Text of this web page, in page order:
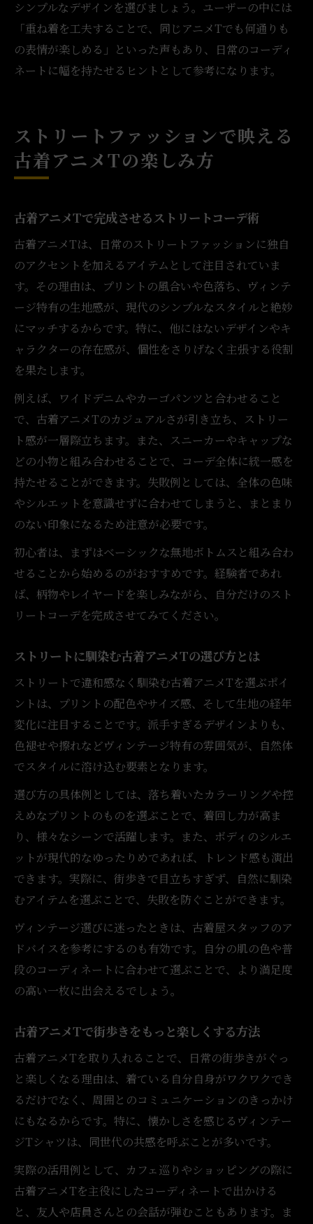
シンプルなデザインを選びましょう。ユーザーの中には
「重ね着を工夫することで、同じアニメTでも何通りも
の表情が楽しめる」といった声もあり、日常のコーディ
ネートに幅を持たせるヒントとして参考になります。
ストリートファッションで映える
古着アニメTの楽しみ方
古着アニメTで完成させるストリートコーデ術
古着アニメTは、日常のストリートファッションに独自
のアクセントを加えるアイテムとして注目されていま
す。その理由は、プリントの風合いや色落ち、ヴィンテ
ージ特有の生地感が、現代のシンプルなスタイルと絶妙
にマッチするからです。特に、他にはないデザインやキ
ャラクターの存在感が、個性をさりげなく主張する役割
を果たします。
例えば、ワイドデニムやカーゴパンツと合わせること
で、古着アニメTのカジュアルさが引き立ち、ストリー
ト感が一層際立ちます。また、スニーカーやキャップな
どの小物と組み合わせることで、コーデ全体に統一感を
持たせることができます。失敗例としては、全体の色味
やシルエットを意識せずに合わせてしまうと、まとまり
のない印象になるため注意が必要です。
初心者は、まずはベーシックな無地ボトムスと組み合わ
せることから始めるのがおすすめです。経験者であれ
ば、柄物やレイヤードを楽しみながら、自分だけのスト
リートコーデを完成させてみてください。
ストリートに馴染む古着アニメTの選び方とは
ストリートで違和感なく馴染む古着アニメTを選ぶポイ
ントは、プリントの配色やサイズ感、そして生地の経年
変化に注目することです。派手すぎるデザインよりも、
色褪せや擦れなどヴィンテージ特有の雰囲気が、自然体
でスタイルに溶け込む要素となります。
選び方の具体例としては、落ち着いたカラーリングや控
えめなプリントのものを選ぶことで、着回し力が高ま
り、様々なシーンで活躍します。また、ボディのシルエ
ットが現代的なゆったりめであれば、トレンド感も演出
できます。実際に、街歩きで目立ちすぎず、自然に馴染
むアイテムを選ぶことで、失敗を防ぐことができます。
ヴィンテージ選びに迷ったときは、古着屋スタッフのア
ドバイスを参考にするのも有効です。自分の肌の色や普
段のコーディネートに合わせて選ぶことで、より満足度
の高い一枚に出会えるでしょう。
古着アニメTで街歩きをもっと楽しくする方法
古着アニメTを取り入れることで、日常の街歩きがぐっ
と楽しくなる理由は、着ている自分自身がワクワクでき
るだけでなく、周囲とのコミュニケーションのきっかけ
にもなるからです。特に、懐かしさを感じるヴィンテー
ジTシャツは、同世代の共感を呼ぶことが多いです。
実際の活用例として、カフェ巡りやショッピングの際に
古着アニメTを主役にしたコーディネートで出かける
と、友人や店員さんとの会話が弾むこともあります。ま